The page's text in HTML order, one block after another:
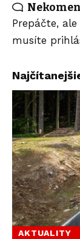
Prepáčte,
musíte
AKTUALITY